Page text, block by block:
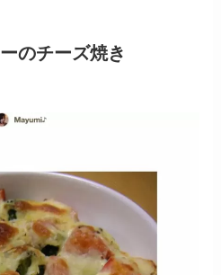
のチーズ焼き